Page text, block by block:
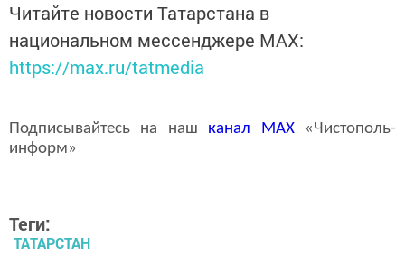
Читайте новости Татарстана в
национальном мессенджере MАХ:
https://max.ru/tatmedia
Подписывайтесь на наш канал MAX«Чистополь-
информ»
Теги:
ТАТАРСТАН